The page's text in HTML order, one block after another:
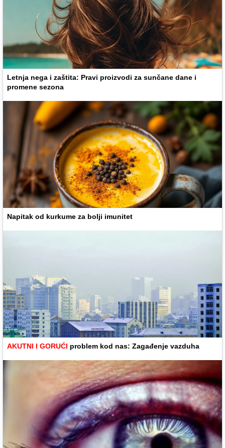
Letnja nega i zaštita: Pravi proizvodi za sunčane dane i
promene sezona
Napitak od kurkume za bolji imunitet
AKUTNI I GORUĆI problem kod nas: Zagađenje vazduha